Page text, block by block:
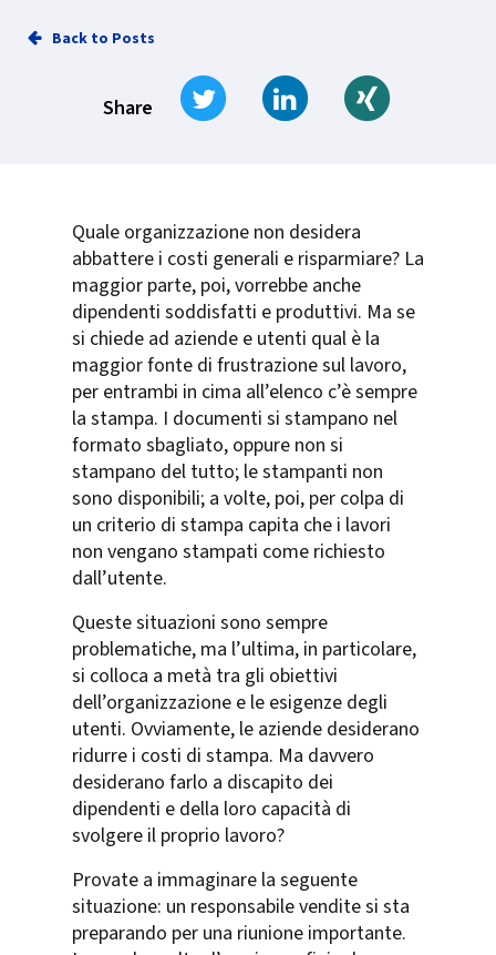
Back to Posts
Share
Tweet Share on LinkedIn
Quale organizzazione non desidera
abbattere i costi generali e risparmiare? La
maggior parte, poi, vorrebbe anche
dipendenti soddisfatti e produttivi. Ma se
si chiede ad aziende e utenti qual è la
maggior fonte di frustrazione sul lavoro,
per entrambi in cima all’elenco c’è sempre
la stampa. I documenti si stampano nel
formato sbagliato, oppure non si
stampano del tutto; le stampanti non
sono disponibili; a volte, poi, per colpa di
un criterio di stampa capita che i lavori
non vengano stampati come richiesto
dall’utente.
Queste situazioni sono sempre
problematiche, ma l’ultima, in particolare,
si colloca a metà tra gli obiettivi
dell’organizzazione e le esigenze degli
utenti. Ovviamente, le aziende desiderano
ridurre i costi di stampa. Ma davvero
desiderano farlo a discapito dei
dipendenti e della loro capacità di
svolgere il proprio lavoro?
Provate a immaginare la seguente
situazione: un responsabile vendite si sta
preparando per una riunione importante.